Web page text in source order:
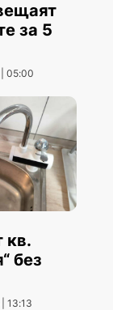
за 5
05:00
кв.
без
13:13